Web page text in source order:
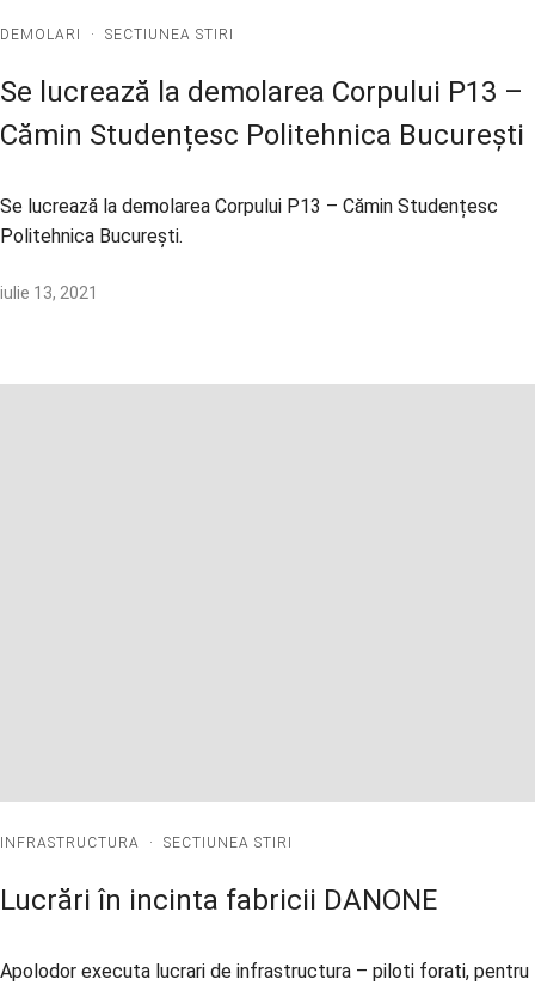
DEMOLARI · SECTIUNEA STIRI
Se lucrează la demolarea Corpului P13 –
Cămin Studențesc Politehnica București
Se lucrează la demolarea Corpului P13 – Cămin Studențesc
Politehnica București.
iulie 13, 2021
INFRASTRUCTURA · SECTIUNEA STIRI
Lucrări în incinta fabricii DANONE
Apolodor executa lucrari de infrastructura – piloti forati, pentru